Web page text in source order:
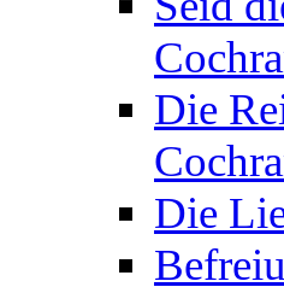
Die
Die